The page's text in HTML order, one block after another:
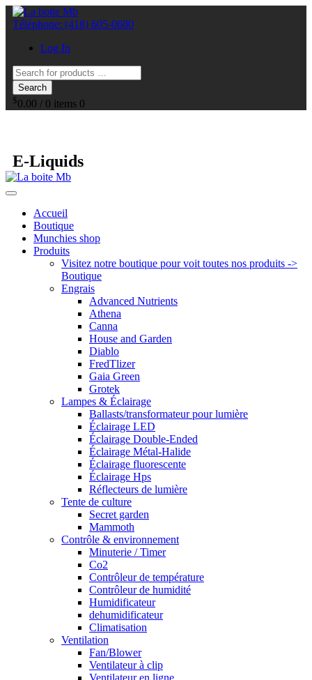
Téléphone: (418) 605-0680
Log In
Search
$0.00 / 0 items 0
E-Liquids
Accueil
Boutique
Munchies shop
Produits
Visitez notre boutique pour voit toutes nos produits ->
Boutique
Engrais
Advanced Nutrients
Athena
Canna
House and Garden
Diablo
FredTlizer
Gaia Green
Grotek
Lampes & Éclairage
Ballasts/transformateur pour lumière
Éclairage LED
Éclairage Double-Ended
Éclairage Métal-Halide
Éclairage fluorescente
Éclairage Hps
Réflecteurs de lumière
Tente de culture
Secret garden
Mammoth
Contrôle & environnement
Minuterie / Timer
Co2
Contrôleur de température
Contrôleur de humidité
Humidificateur
dehumidificateur
Climatisation
Ventilation
Fan/Blower
Ventilateur à clip